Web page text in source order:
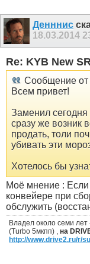
Денннис
18.03.2014
Re: KYB New
Сообщение от
Всем привет!
Заменил
сразу же возник
продать, толи
убивать эти
Хотелось бы
Моё мнение : Если
конвейере при
обслужить
Владел около семи
(Turbo 5мкпп) , на
http://www.drive2.ru/r/